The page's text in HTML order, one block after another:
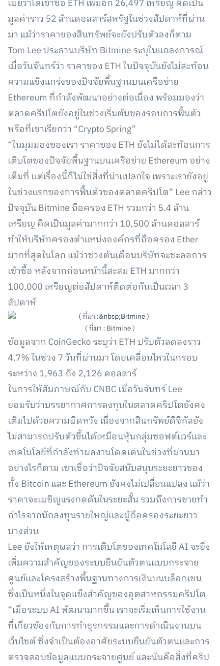
เผยว่าได้เข้าซื้อ ETH เพิ่มอีก 26,497 เหรียญ คิดเป็น
มูลค่าราว 52 ล้านดอลลาร์สหรัฐในช่วงสัปดาห์ที่ผ่าน
มา แม้ว่าราคาของสินทรัพย์จะยังปรับตัวลงก็ตาม
Tom Lee ประธานบริษัท Bitmine ระบุในแถลงการณ์
เมื่อวันจันทร์ว่า ราคาของ ETH ในปัจจุบันยังไม่สะท้อน
ความแข็งแกร่งของปัจจัยพื้นฐานบนเครือข่าย
Ethereum ที่กำลังพัฒนาอย่างต่อเนื่อง พร้อมมองว่า
ตลาดคริปโตยังอยู่ในช่วงเริ่มต้นของรอบการฟื้นตัว
หรือที่เขาเรียกว่า “Crypto Spring”
“ในมุมมองของเรา ราคาของ ETH ยังไม่ได้สะท้อนการ
เติบโตของปัจจัยพื้นฐานบนเครือข่าย Ethereum อย่าง
เต็มที่ แต่เรื่องนี้ก็ไม่ใช่สิ่งที่น่าแปลกใจ เพราะเรายังอยู่
ในช่วงแรกของการฟื้นตัวของตลาดคริปโต” Lee กล่าว
ปัจจุบัน Bitmine ถือครอง ETH รวมกว่า 5.4 ล้าน
เหรียญ คิดเป็นมูลค่ามากกว่า 10,500 ล้านดอลลาร์
ทำให้บริษัทครองตำแหน่งองค์กรที่ถือครอง Ether
มากที่สุดในโลก แม้ว่าช่วงต้นเดือนบริษัทจะชะลอการ
เข้าซื้อ หลังจากก่อนหน้านี้สะสม ETH มากกว่า
100,000 เหรียญต่อสัปดาห์ติดต่อกันเป็นเวลา 3
สัปดาห์
( ที่มา : Bitmine )
ข้อมูลจาก CoinGecko ระบุว่า ETH ปรับตัวลดลงราว
4.7% ในช่วง 7 วันที่ผ่านมา โดยเคลื่อนไหวในกรอบ
ระหว่าง 1,963 ถึง 2,126 ดอลลาร์
ในการให้สัมภาษณ์กับ CNBC เมื่อวันจันทร์ Lee
ยอมรับว่าบรรยากาศการลงทุนในตลาดคริปโตยังคง
เต็มไปด้วยความผิดหวัง เนื่องจากสินทรัพย์ดิจิทัลยัง
ไม่สามารถปรับตัวขึ้นได้เหมือนหุ้นกลุ่มซอฟต์แวร์และ
เทคโนโลยีที่กำลังทำผลงานโดดเด่นในช่วงที่ผ่านมา
อย่างไรก็ตาม เขาเชื่อว่าปัจจัยสนับสนุนระยะยาวของ
ทั้ง Bitcoin และ Ethereum ยังคงไม่เปลี่ยนแปลง แม้ว่า
ราคาจะเผชิญแรงกดดันในระยะสั้น รวมถึงการขายทำ
กำไรจากนักลงทุนรายใหญ่และผู้ถือครองระยะยาว
บางส่วน
Lee ยังให้เหตุผลว่า การเติบโตของเทคโนโลยี AI จะยิ่ง
เพิ่มความสำคัญของระบบยืนยันตัวตนแบบกระจาย
ศูนย์และโครงสร้างพื้นฐานทางการเงินบนบล็อกเชน
ซึ่งเป็นหนึ่งในจุดแข็งสำคัญของอุตสาหกรรมคริปโต
“เมื่อระบบ AI พัฒนามากขึ้น เราจะเริ่มเห็นการใช้งาน
ที่เกี่ยวข้องกับการทำธุรกรรมและการดำเนินงานบน
เว็บไซต์ ซึ่งจำเป็นต้องอาศัยระบบยืนยันตัวตนและการ
ตรวจสอบข้อมูลแบบกระจายศูนย์ และนั่นคือสิ่งที่คริป